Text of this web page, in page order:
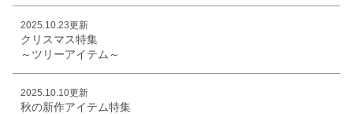
2025.10.23更新
クリスマス特集
～ツリーアイテム～
2025.10.10更新
秋の新作アイテム特集